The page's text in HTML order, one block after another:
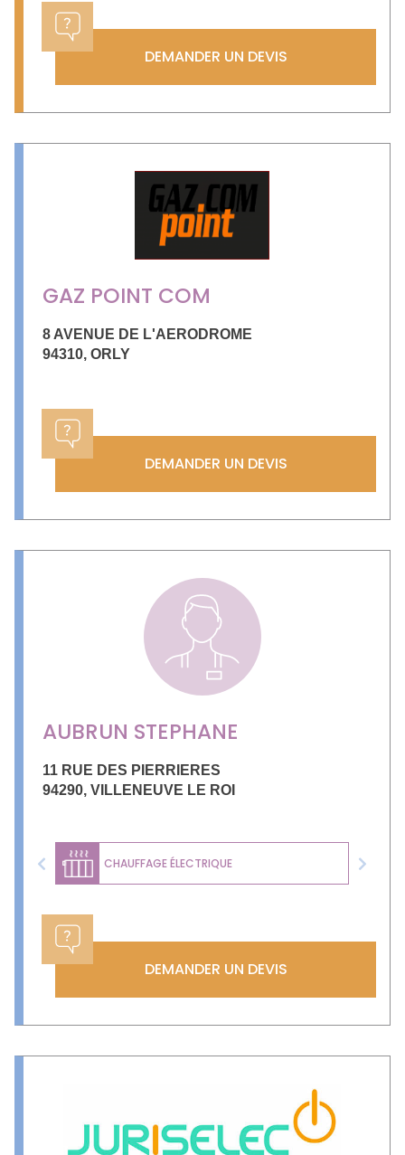
DEMANDER UN DEVIS
GAZ POINT COM
8 AVENUE DE L'AERODROME
94310, ORLY
DEMANDER UN DEVIS
AUBRUN STEPHANE
11 RUE DES PIERRIERES
94290, VILLENEUVE LE ROI
CHAUFFAGE ÉLECTRIQUE
Previous Next
DEMANDER UN DEVIS